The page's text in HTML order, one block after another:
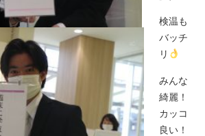
検温も
バッチ
リ
みんな
綺麗！
カッコ
良い！